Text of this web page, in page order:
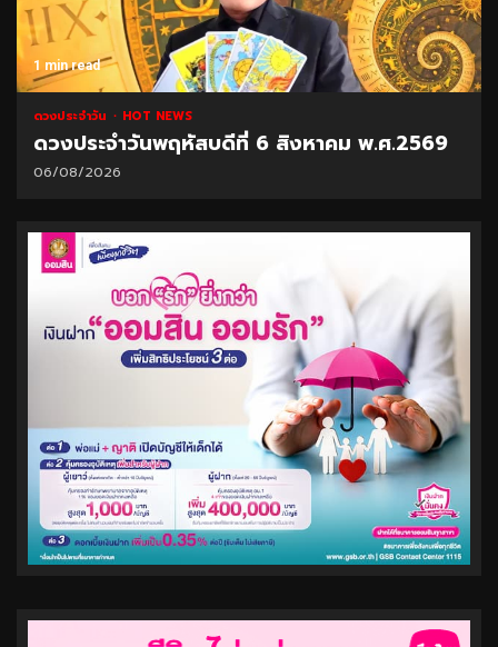
1 min read
ดวงประจำวัน HOT NEWS
ดวงประจำวันพฤหัสบดีที่ 6 สิงหาคม พ.ศ.2569
06/08/2026